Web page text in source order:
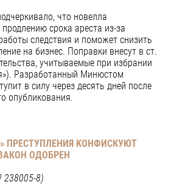
что новелла
продлению срока ареста из-за
следствия и поможет снизить
на бизнес. Поправки внесут в ст.
учитываемые при избрании
Разработанный Минюстом
в силу через десять дней после
опубликования.
ПРЕСТУПЛЕНИЯ КОНФИСКУЮТ
ОДОБРЕН
238005-8)